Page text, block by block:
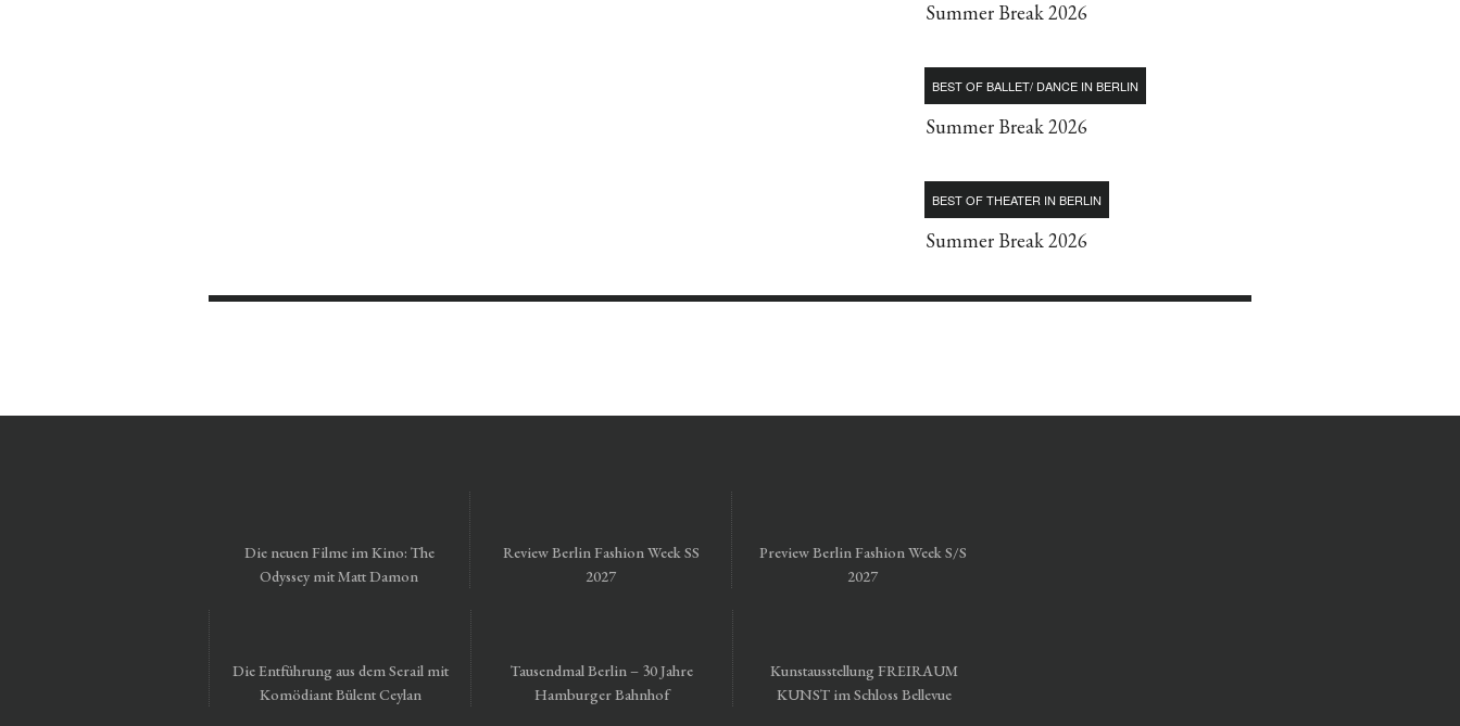
Summer Break 2026
BEST OF BALLET/ DANCE IN BERLIN
Summer Break 2026
BEST OF THEATER IN BERLIN
Summer Break 2026
Die neuen Filme im Kino: The
Odyssey mit Matt Damon
Review Berlin Fashion Week SS
2027
Preview Berlin Fashion Week S/S
2027
Die Entführung aus dem Serail mit
Komödiant Bülent Ceylan
Tausendmal Berlin – 30 Jahre
Hamburger Bahnhof
Kunstausstellung FREIRAUM
KUNST im Schloss Bellevue